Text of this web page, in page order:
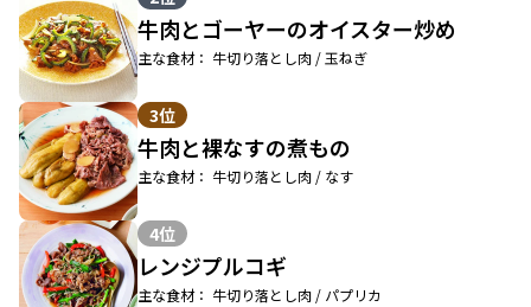
牛肉とゴーヤーのオイスター炒め
主な食材： 牛切り落とし肉 / 玉ねぎ
3位
牛肉と裸なすの煮もの
主な食材： 牛切り落とし肉 / なす
4位
レンジプルコギ
主な食材： 牛切り落とし肉 / パプリカ